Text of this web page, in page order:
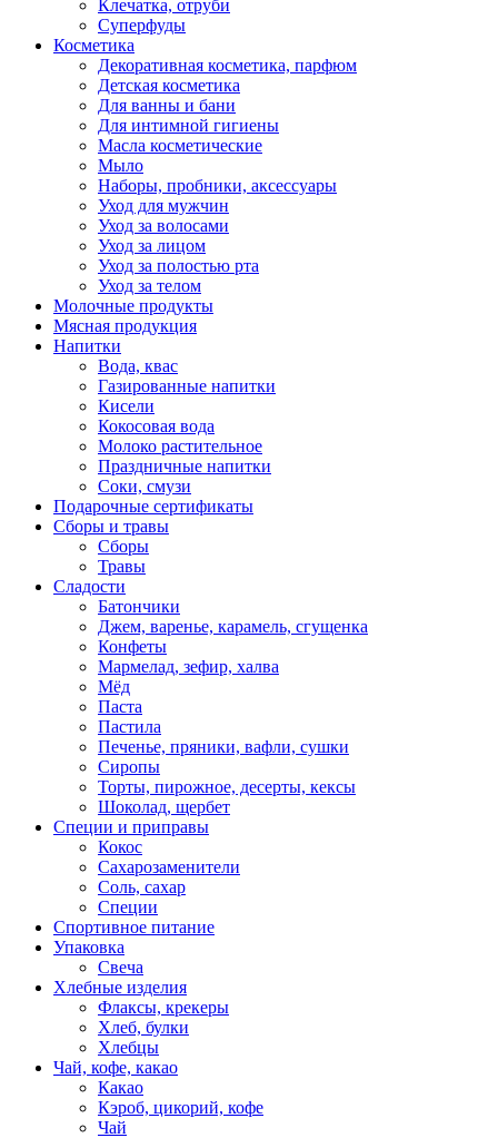
Клечатка, отруби
Суперфуды
Косметика
Декоративная косметика, парфюм
Детская косметика
Для ванны и бани
Для интимной гигиены
Масла косметические
Мыло
Наборы, пробники, аксессуары
Уход для мужчин
Уход за волосами
Уход за лицом
Уход за полостью рта
Уход за телом
Молочные продукты
Мясная продукция
Напитки
Вода, квас
Газированные напитки
Кисели
Кокосовая вода
Молоко растительное
Праздничные напитки
Соки, смузи
Подарочные сертификаты
Сборы и травы
Сборы
Травы
Сладости
Батончики
Джем, варенье, карамель, сгущенка
Конфеты
Мармелад, зефир, халва
Мёд
Паста
Пастила
Печенье, пряники, вафли, сушки
Сиропы
Торты, пирожное, десерты, кексы
Шоколад, щербет
Специи и приправы
Кокос
Сахарозаменители
Соль, сахар
Специи
Спортивное питание
Упаковка
Свеча
Хлебные изделия
Флаксы, крекеры
Хлеб, булки
Хлебцы
Чай, кофе, какао
Какао
Кэроб, цикорий, кофе
Чай